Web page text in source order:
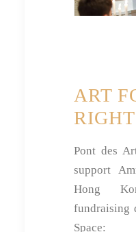
ART
Pont des
support
Hong
fundraising
Space: